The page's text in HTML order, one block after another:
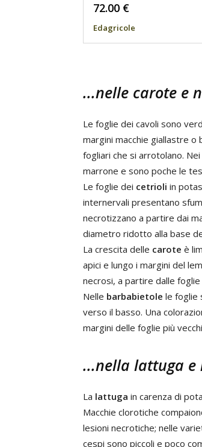
72.00 €
Edagricole
...nelle carote e
Le foglie dei cavoli sono
margini macchie giallastre o
fogliari che si arrotolano. Nei
marrone e sono poche le
Le foglie dei cetrioli in
internervali presentano
necrotizzano a partire dai
diametro ridotto alla base
La crescita delle carote è
apici e lungo i margini del
necrosi, a partire dalle
Nelle barbabietole le foglie
verso il basso. Una
margini delle foglie più
...nella lattuga e
La lattuga in carenza di
Macchie clorotiche
lesioni necrotiche; nelle
cespi sono piccoli e poco